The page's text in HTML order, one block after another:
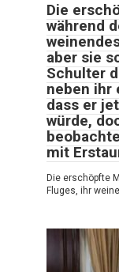
Die
während
aber sie
Schulter
neben ihr
dass er
würde,
mit
Die erschöpfte
Fluges, ihr